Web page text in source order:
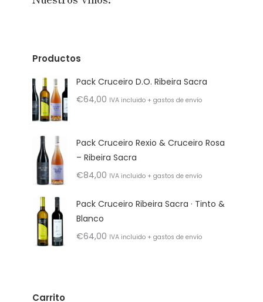
Productos
Pack Cruceiro D.O. Ribeira Sacra
€64,00 IVA incluido + gastos de envío
Pack Cruceiro Rexio & Cruceiro Rosa
– Ribeira Sacra
€84,00 IVA incluido + gastos de envío
Pack Cruceiro Ribeira Sacra · Tinto &
Blanco
€64,00 IVA incluido + gastos de envío
Carrito